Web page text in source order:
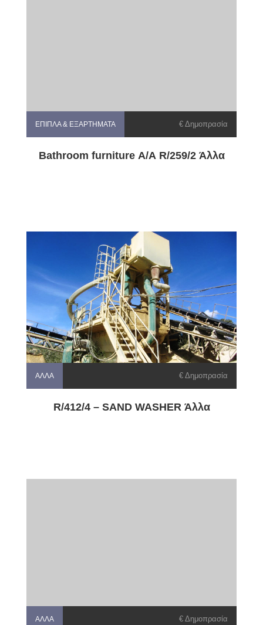
ΈΠΙΠΛΑ & ΕΞΑΡΤΉΜΑΤΑ € Δημοπρασία
Bathroom furniture Α/Α R/259/2 Άλλα
ΆΛΛΑ € Δημοπρασία
R/412/4 – SAND WASHER Άλλα
ΆΛΛΑ € Δημοπρασία